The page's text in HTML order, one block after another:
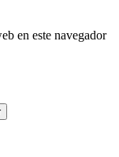
en este navegador